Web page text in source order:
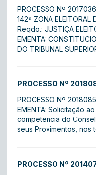
PROCESSO Nº
142ª ZONA ELEITORAL
Reqdo.: JUSTIÇA
EMENTA:
DO TRIBUNAL
PROCESSO Nº
PROCESSO Nº
EMENTA: Solicitação
competência do
seus Provimentos, nos
PROCESSO Nº